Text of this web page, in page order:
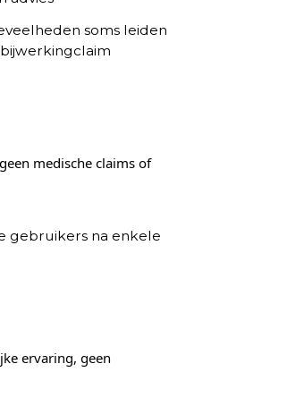
soms leiden
medische claims of
gebruikers na enkele
ervaring, geen